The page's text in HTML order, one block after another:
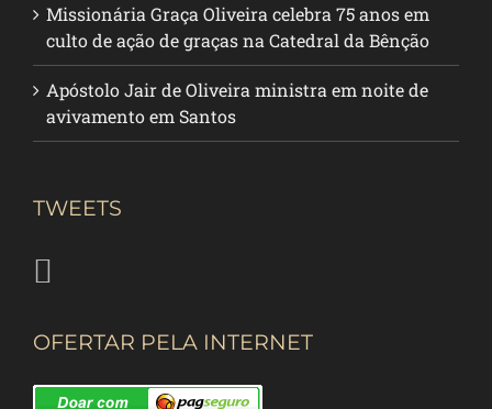
Missionária Graça Oliveira celebra 75 anos em
culto de ação de graças na Catedral da Bênção
Apóstolo Jair de Oliveira ministra em noite de
avivamento em Santos
TWEETS
OFERTAR PELA INTERNET